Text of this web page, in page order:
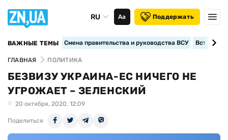
RU Аа Поддержать
ВАЖНЫЕ ТЕМЫ Смена правительства и руководства ВСУ
ГЛАВНАЯ ПОЛИТИКА
БЕЗВИЗУ УКРАИНА-ЕС НИЧЕГО НЕ
УГРОЖАЕТ – ЗЕЛЕНСКИЙ
20 октября, 2020, 12:09
Поделиться